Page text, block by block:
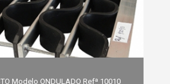
Modelo ONDULADO Refª 10010